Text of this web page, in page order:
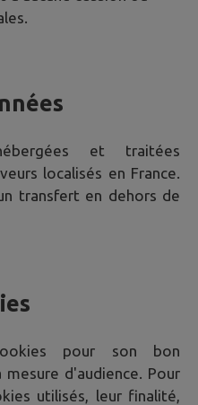
et traitées
localisés en France.
transfert en dehors de
pour son bon
d'audience. Pour
utilisés, leur finalité,